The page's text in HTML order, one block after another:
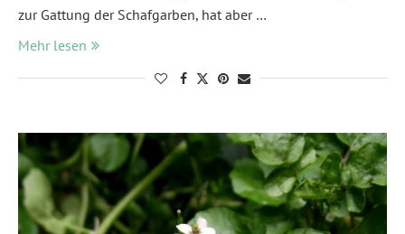
zur Gattung der Schafgarben, hat aber …
Mehr lesen